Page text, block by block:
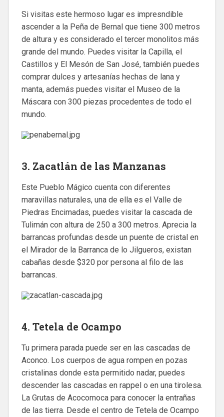
Si visitas este hermoso lugar es impresndible
ascender a la Peña de Bernal que tiene 300 metros
de altura y es considerado el tercer monolitos más
grande del mundo. Puedes visitar la Capilla, el
Castillos y El Mesón de San José, también puedes
comprar dulces y artesanías hechas de lana y
manta, además puedes visitar el Museo de la
Máscara con 300 piezas procedentes de todo el
mundo.
3. Zacatlán de las Manzanas
Este Pueblo Mágico cuenta con diferentes
maravillas naturales, una de ella es el Valle de
Piedras Encimadas, puedes visitar la cascada de
Tulimán con altura de 250 a 300 metros. Aprecia la
barrancas profundas desde un puente de cristal en
el Mirador de la Barranca de lo Jilgueros, existan
cabañas desde $320 por persona al filo de las
barrancas.
4. Tetela de Ocampo
Tu primera parada puede ser en las cascadas de
Aconco. Los cuerpos de agua rompen en pozas
cristalinas donde esta permitido nadar, puedes
descender las cascadas en rappel o en una tirolesa.
La Grutas de Acocomoca para conocer la entrañas
de las tierra. Desde el centro de Tetela de Ocampo